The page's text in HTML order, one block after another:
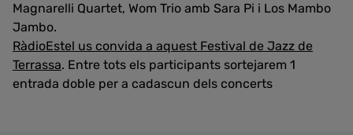
Magnarelli Quartet, Wom Trio amb Sara Pi i Los Mambo
Jambo.
RàdioEstel us convida a aquest Festival de Jazz de
Terrassa. Entre tots els participants sortejarem 1
entrada doble per a cadascun dels concerts